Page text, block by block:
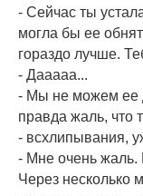
- Сейчас ты
могла бы ее
гораздо лучше.
- Дааааа...
- Мы не можем ее
правда жаль, что
- всхлипывания,
- Мне очень жаль.
Через несколько